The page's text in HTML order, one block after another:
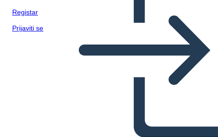
Registar
Prijaviti se
Tapahtumajuliste 1
Kopirajte ovaj Storyboard